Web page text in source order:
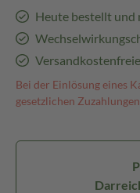
Heute bestellt und
Bei der Einlösung eines
gesetzlichen